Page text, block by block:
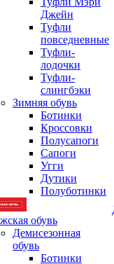
Джейн
Туфли
повседневные
Туфли-
лодочки
Туфли-
слингбэки
Зимняя обувь
Ботинки
Кроссовки
Полусапоги
Сапоги
Угги
Дутики
Полуботинки
обувь
Демисезонная
обувь
Ботинки